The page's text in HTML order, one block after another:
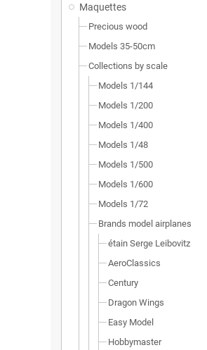
Maquettes
Precious wood
Models 35-50cm
Collections by scale
Models 1/144
Models 1/200
Models 1/400
Models 1/48
Models 1/500
Models 1/600
Models 1/72
Brands model airplanes
étain Serge Leibovitz
AeroClassics
Century
Dragon Wings
Easy Model
Hobbymaster